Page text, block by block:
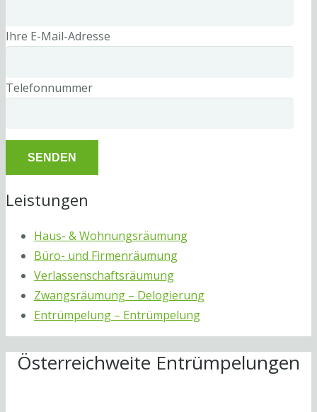
Ihre E-Mail-Adresse
Telefonnummer
Leistungen
Haus- & Wohnungsräumung
Büro- und Firmenräumung
Verlassenschaftsräumung
Zwangsräumung – Delogierung
Entrümpelung – Entrümpelung
Österreichweite Entrümpelungen